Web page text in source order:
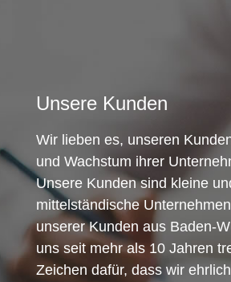
Unsere Kunden
Wir lieben es, unseren
und Wachstum ihrer
Unsere Kunden sind kleine
mittelständische
unserer Kunden aus Baden-
uns seit mehr als 10 Jahren
Zeichen dafür, dass wir